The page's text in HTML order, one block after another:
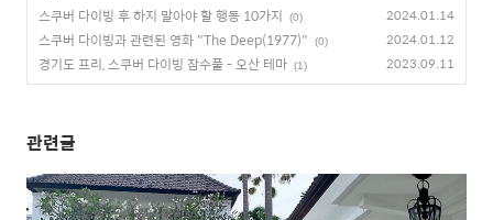
스쿠버 다이빙 후 하지 말아야 할 행동 10가지 (0) 2024.01.14
스쿠버 다이빙과 관련된 영화 "The Deep(1977)" (0) 2024.01.12
경기도 프리, 스쿠버 다이빙 잠수풀 - 오산 테마 (1) 2023.09.11
관련글